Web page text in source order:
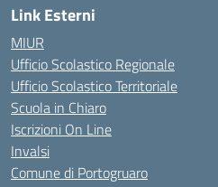
Link Esterni
MIUR
Ufficio Scolastico Regionale
Ufficio Scolastico Territoriale
Scuola in Chiaro
Iscrizioni On Line
Invalsi
Comune di Portogruaro